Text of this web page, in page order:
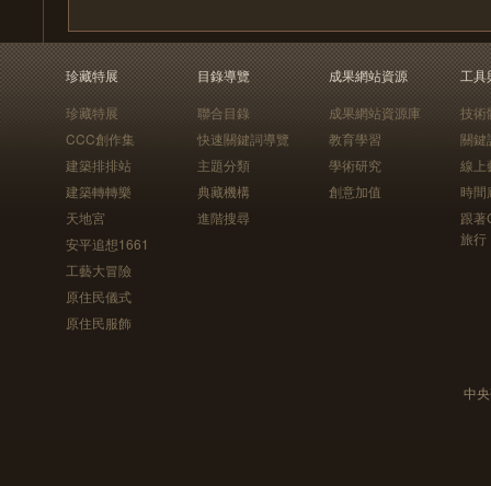
珍藏特展
珍藏特展
CCC創作集
建築排排站
建築轉轉樂
天地宮
安平追想1661
工藝大冒險
原住民儀式
原住民服飾
目錄導覽
聯合目錄
快速關鍵詞導覽
主題分類
典藏機構
進階搜尋
成果網站資源
成果網站資源庫
教育學習
學術研究
創意加值
工具
技術
關鍵
線上
時間
跟
旅行
中